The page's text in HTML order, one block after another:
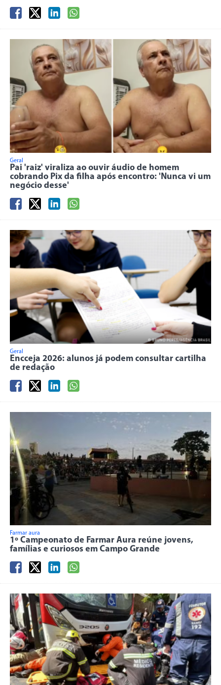
Geral
Pai 'raiz' viraliza ao ouvir áudio de homem
cobrando Pix da filha após encontro: 'Nunca vi um
negócio desse'
Geral
Encceja 2026: alunos já podem consultar cartilha
de redação
Farmar aura
1º Campeonato de Farmar Aura reúne jovens,
famílias e curiosos em Campo Grande